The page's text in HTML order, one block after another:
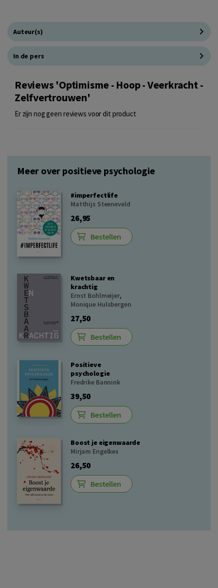
Auteur(s)
In de pers
Reviews 'Optimisme - Hoop - Veerkracht -
Zelfvertrouwen'
Er zijn nog geen reviews voor dit product
Meer over positieve psychologie
#imperfectlife
Matthijs Steeneveld
26,95
Bestellen
Kwetsbaar en
krachtig
Ernst Bohlmeijer,
Monique Hulsbergen
27,50
Bestellen
Positieve
psychologie
Fredrike Bannink
39,50
Bestellen
Boost je eigenwaarde
Mirjam Engelkes
26,50
Bestellen